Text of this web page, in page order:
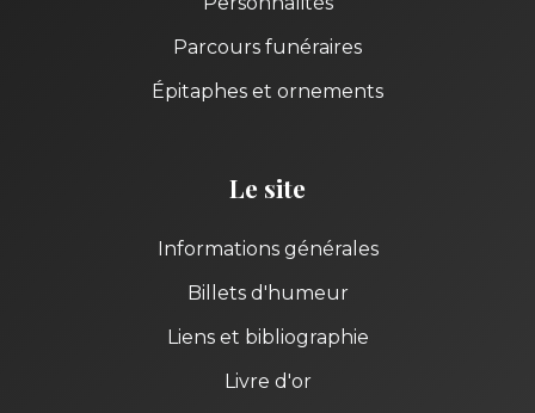
Parcours funéraires
Épitaphes et ornements
Le site
Informations générales
Billets d'humeur
Liens et bibliographie
Livre d'or